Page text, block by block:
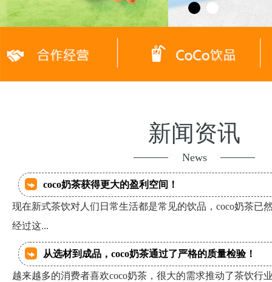
新闻资讯
News
coco奶茶获得更大的盈利空间！
现在新式茶饮对人们日常生活都是常见的饮品，coco奶茶已
经过这...
从选材到成品，coco奶茶通过了严格的质量检验！
越来越多的消费者喜欢coco奶茶，很大的需求推动了茶饮行